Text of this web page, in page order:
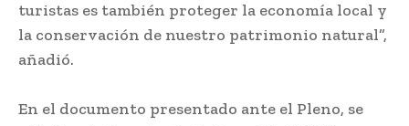
turistas es también proteger la economía local y
la conservación de nuestro patrimonio natural”,
añadió.
En el documento presentado ante el Pleno, se